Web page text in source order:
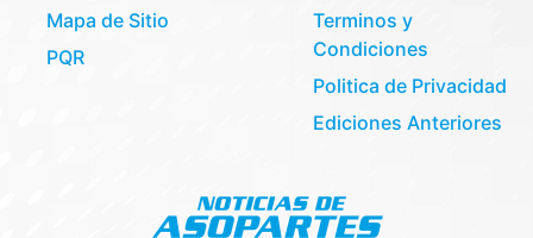
Mapa de Sitio
PQR
Terminos y
Condiciones
Politica de Privacidad
Ediciones Anteriores